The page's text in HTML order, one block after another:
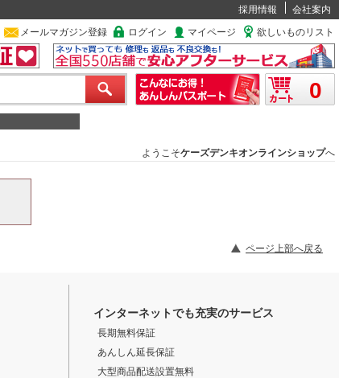
採用情報
会社案内
メールマガジン登録 ログイン マイページ 欲しいものリスト
0
ようこそケーズデンキオンラインショップへ
ページ上部へ戻る
インターネットでも充実のサービス
長期無料保証
あんしん延長保証
大型商品配送設置無料